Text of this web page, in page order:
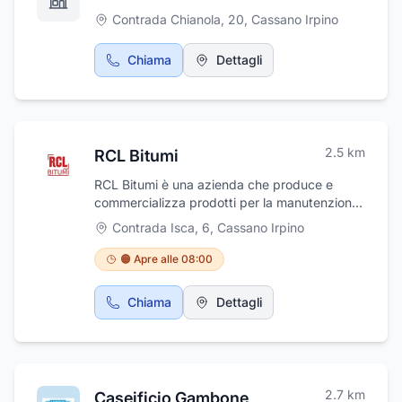
Contrada Chianola, 20, Cassano Irpino
Chiama Dettagli
RCL Bitumi 2.5 km
RCL Bitumi è una azienda che produce e
commercializza prodotti per la manutenzione
stradale, in particolare nella produzione e
vendita di conglomerato bituminoso asfalto a
freddo. L’azienda pone la massima attenzione
all'innovazione tecnologica dei propri prodotti
in ottemperanza alle nuove esigenze
ambientali. Effettuiamo la Vendita diretta alle
privati.
Contrada Isca, 6, Cassano Irpino
🟠 Apre alle 08:00
Chiama Dettagli
Caseificio Gambone 2.7 km